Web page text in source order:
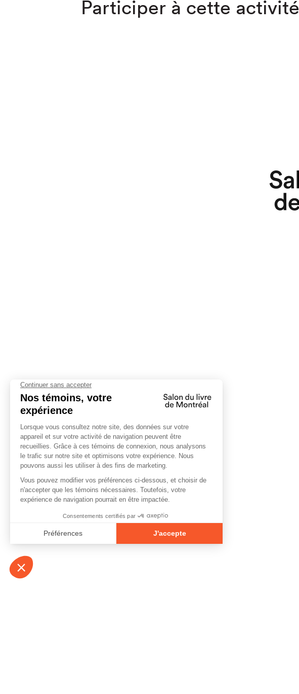
Participer à cette activité